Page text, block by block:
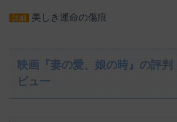
詳細 美しき運命の傷痕
映画『妻の愛、娘の時』の評判
ビュー